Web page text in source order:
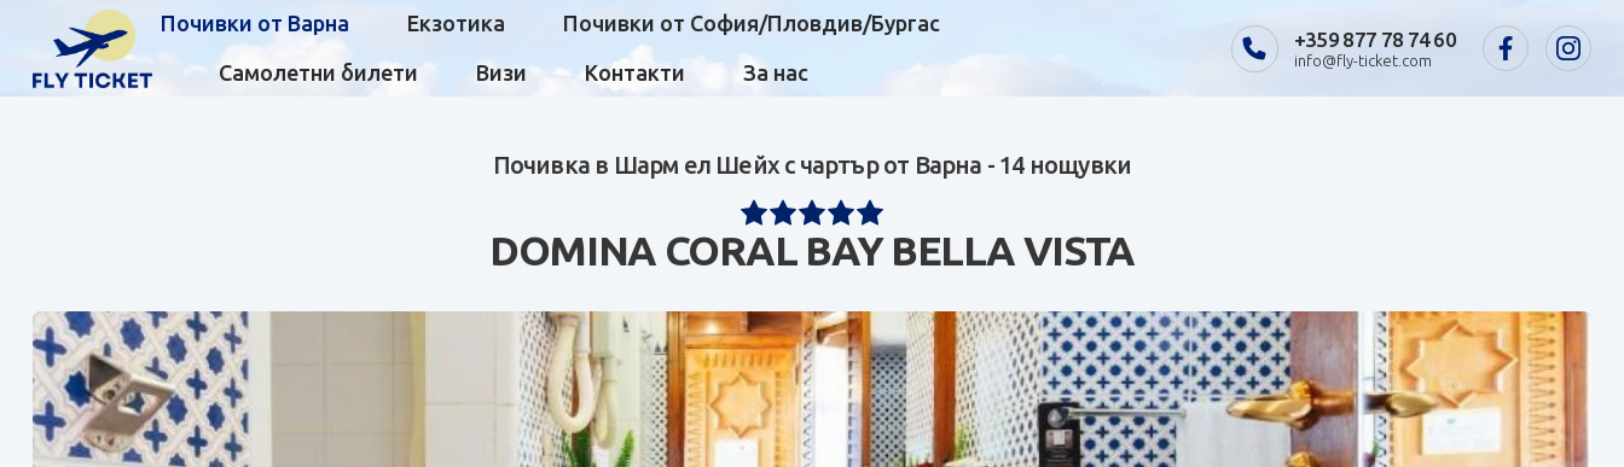
Почивки от Варна Екзотика Почивки от София/Пловдив/Бургас
Самолетни билети Визи Контакти За нас
+359 877 78 74 60
info@fly-ticket.com
Почивка в Шарм ел Шейх с чартър от Варна - 14 нощувки
DOMINA CORAL BAY BELLA VISTA